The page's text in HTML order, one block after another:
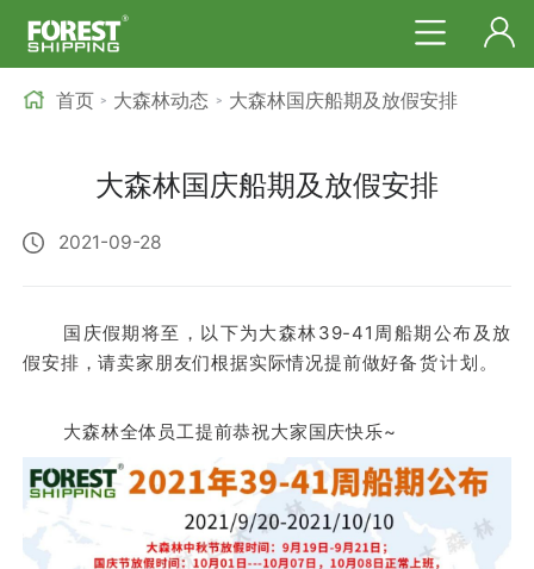
首页 > 大森林动态 > 大森林国庆船期及放假安排
大森林国庆船期及放假安排
2021-09-28
国庆假期将至，以下为大森林39-41周船期公布及放
假安排，请卖家朋友们根据实际情况提前做好备货计划。
大森林全体员工提前恭祝大家国庆快乐~